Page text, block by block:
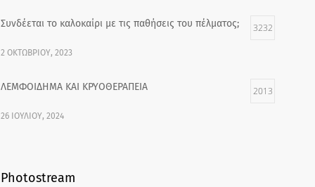
Συνδέεται το καλοκαίρι με τις παθήσεις του πέλματος; 3232
2 ΟΚΤΩΒΡΊΟΥ, 2023
ΛΕΜΦΟΙΔΗΜΑ ΚΑΙ ΚΡΥΟΘΕΡΑΠΕΙΑ 2013
26 ΙΟΥΛΊΟΥ, 2024
Photostream